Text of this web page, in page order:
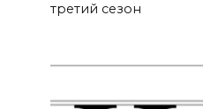
третий сезон